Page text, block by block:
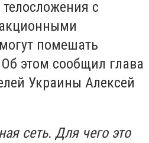
с
помешать
Об этом сообщил глава
Украины Алексей
сеть. Для чего это